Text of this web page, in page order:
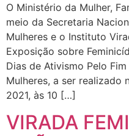
O Ministério da Mulher,
meio da Secretaria
Mulheres e o Instituto
Exposição sobre
Dias de Ativismo Pelo
Mulheres, a ser realizado
2021, às 10 […]
VIRADA